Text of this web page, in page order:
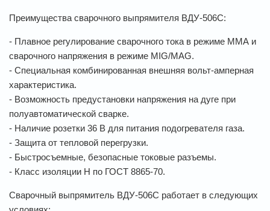
Преимущества сварочного выпрямителя ВДУ-506С:
- Плавное регулирование сварочного тока в режиме ММА и
сварочного напряжения в режиме МIG/MAG.
- Специальная комбинированная внешняя вольт-амперная
характеристика.
- Возможность предустановки напряжения на дуге при
полуавтоматической сварке.
- Наличие розетки 36 В для питания подогревателя газа.
- Защита от тепловой перегрузки.
- Быстросъемные, безопасные токовые разъемы.
- Класс изоляции Н по ГОСТ 8865-70.
Сварочный выпрямитель ВДУ-506С работает в следующих